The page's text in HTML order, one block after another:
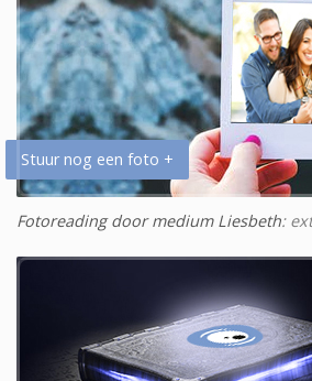
Stuur nog een foto +
Fotoreading door medium Liesbeth: